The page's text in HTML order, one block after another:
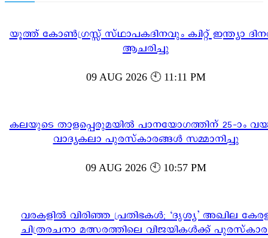
യൂത്ത് കോൺഗ്രസ്സ് സ്ഥാപകദിനവും ക്വിറ്റ് ഇന്ത്യാ
ആചരിച്ചു
09 AUG 2026 🕙 11:11 PM
കലയുടെ താളപ്പെരുമയിൽ പാനയോഗത്തിന് 25-ാം
വാദ്യകലാ പുരസ്‌കാരങ്ങൾ സമ്മാനിച്ചു
09 AUG 2026 🕙 10:57 PM
വരകളിൽ വിരിഞ്ഞ പ്രതിഭകൾ; ‘ദൃശ്യ’ അഖില
ചിത്രരചനാ മത്സരത്തിലെ വിജയികൾക്ക്